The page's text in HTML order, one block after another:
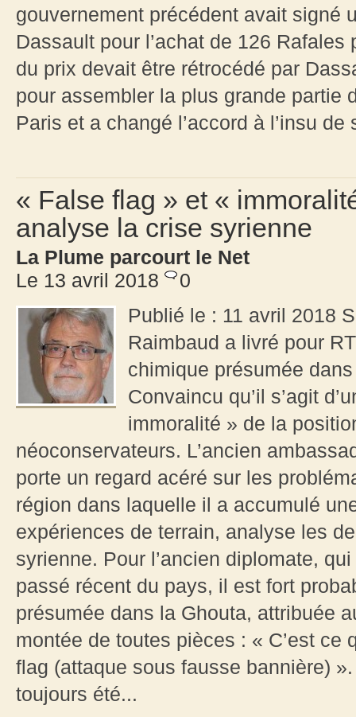
gouvernement précédent avait signé
Dassault pour l’achat de 126
du prix devait être rétrocédé par
pour assembler la plus grande partie
Paris et a changé l’accord à l’insu
« False flag » et «
analyse la crise syrienne
La Plume parcourt le Net
Le 13 avril 2018
0
Publié le : 11 avril 2018
Raimbaud a livré pour
chimique présumée
Convaincu qu’il s’agit
immoralité » de la
néoconservateurs. L’ancien
porte un regard acéré sur les
région dans laquelle il a accumulé
expériences de terrain, analyse les
syrienne. Pour l’ancien diplomate,
passé récent du pays, il est fort
présumée dans la Ghouta, attribuée
montée de toutes pièces : « C’est ce
flag (attaque sous fausse bannière)
toujours été...